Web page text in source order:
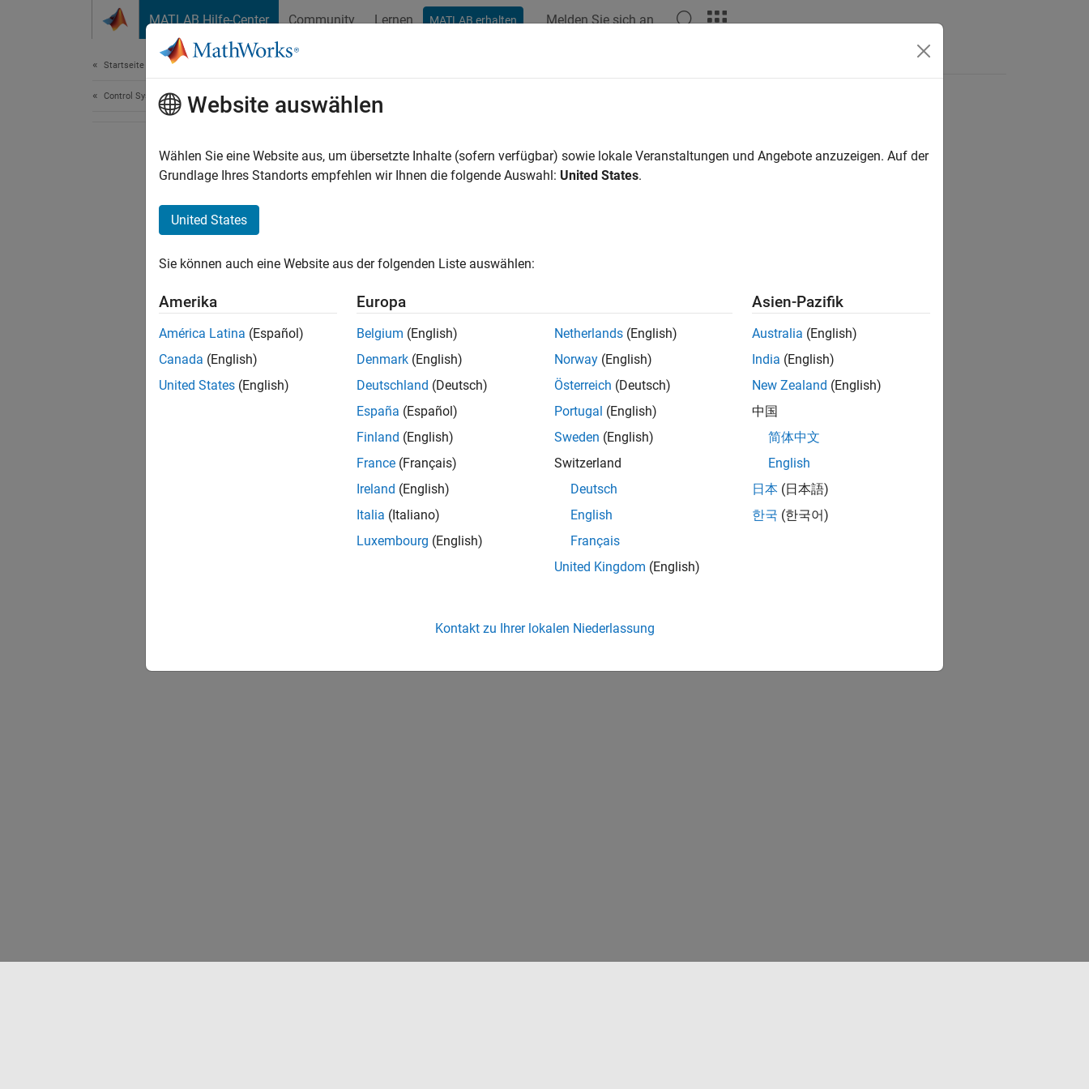
MATLAB Hilfe-Center Community Lernen MATLAB erhalten Melden Sie sich an
Startseite der Dokumentation
Control Systems
How useful was this information?
Website auswählen
Wählen Sie eine Website aus, um übersetzte Inhalte (sofern verfügbar) sowie lokale Veranstaltungen und Angebote anzuzeigen. Auf der
Grundlage Ihres Standorts empfehlen wir Ihnen die folgende Auswahl: United States.
United States
Sie können auch eine Website aus der folgenden Liste auswählen:
Amerika
América Latina (Español)
Canada (English)
United States (English)
Europa
Belgium (English)
Denmark (English)
Deutschland (Deutsch)
España (Español)
Finland (English)
France (Français)
Ireland (English)
Italia (Italiano)
Luxembourg (English)
Netherlands (English)
Norway (English)
Österreich (Deutsch)
Portugal (English)
Sweden (English)
Switzerland
Deutsch
English
Français
United Kingdom (English)
Asien-Pazifik
Australia (English)
India (English)
New Zealand (English)
中国
简体中文
English
日本 (日本語)
한국 (한국어)
Kontakt zu Ihrer lokalen Niederlassung